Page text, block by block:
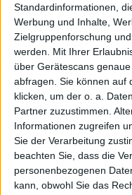
Standardinformationen,
Werbung und Inhalte,
Zielgruppenforschung
werden.
Mit Ihrer
über Gerätescans
abfragen. Sie können auf
klicken, um der o. a.
Partner zuzustimmen.
Informationen zugreifen
Sie der Verarbeitung
beachten Sie, dass die
personenbezogenen
kann, obwohl Sie das